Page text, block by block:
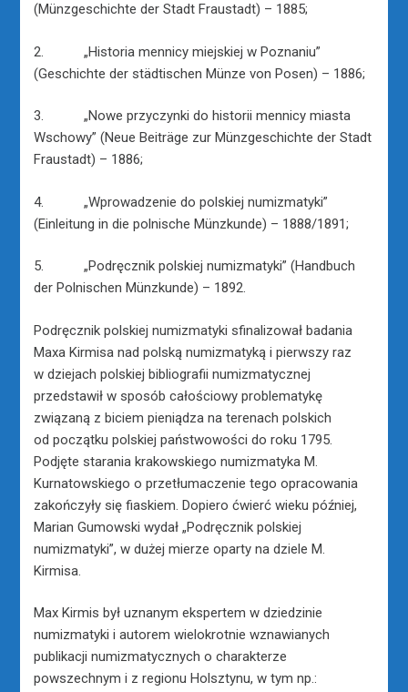
(Münzgeschichte der Stadt Fraustadt) – 1885;
2. „Historia mennicy miejskiej w Poznaniu”
(Geschichte der städtischen Münze von Posen) – 1886;
3. „Nowe przyczynki do historii mennicy miasta
Wschowy” (Neue Beiträge zur Münzgeschichte der Stadt
Fraustadt) – 1886;
4. „Wprowadzenie do polskiej numizmatyki”
(Einleitung in die polnische Münzkunde) – 1888/1891;
5. „Podręcznik polskiej numizmatyki” (Handbuch
der Polnischen Münzkunde) – 1892.
Podręcznik polskiej numizmatyki sfinalizował badania
Maxa Kirmisa nad polską numizmatyką i pierwszy raz
w dziejach polskiej bibliografii numizmatycznej
przedstawił w sposób całościowy problematykę
związaną z biciem pieniądza na terenach polskich
od początku polskiej państwowości do roku 1795.
Podjęte starania krakowskiego numizmatyka M.
Kurnatowskiego o przetłumaczenie tego opracowania
zakończyły się fiaskiem. Dopiero ćwierć wieku później,
Marian Gumowski wydał „Podręcznik polskiej
numizmatyki”, w dużej mierze oparty na dziele M.
Kirmisa.
Max Kirmis był uznanym ekspertem w dziedzinie
numizmatyki i autorem wielokrotnie wznawianych
publikacji numizmatycznych o charakterze
powszechnym i z regionu Holsztynu, w tym np.: